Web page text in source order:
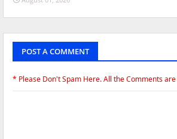
POST A COMMENT
* Please Don't Spam Here. All the Comments